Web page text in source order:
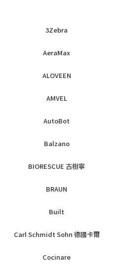
3Zebra
AeraMax
ALOVEEN
AMVEL
AutoBot
Balzano
BIORESCUE 古樹寧
BRAUN
Built
Carl Schmidt Sohn 德國卡爾
Cocinare